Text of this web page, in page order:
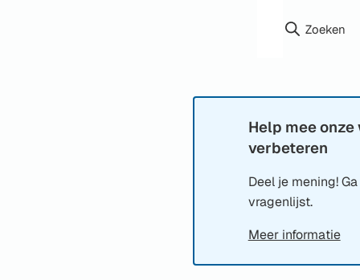
Zoeken
Informatie:
Help mee
verbeteren
Deel je mening!
vragenlijst.
Meer informatie